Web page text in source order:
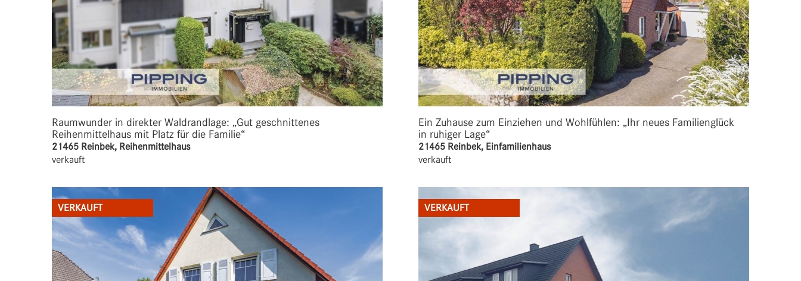
Raumwunder in direkter Waldrandlage: „Gut geschnittenes
Reihenmittelhaus mit Platz für die Familie“
21465 Reinbek, Reihenmittelhaus
verkauft
Ein Zuhause zum Einziehen und Wohlfühlen: „Ihr neues Familienglück
in ruhiger Lage“
21465 Reinbek, Einfamilienhaus
verkauft
VERKAUFT VERKAUFT